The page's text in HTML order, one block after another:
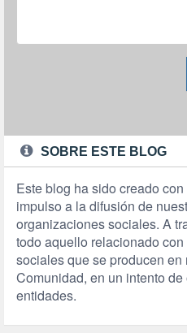
SOBRE ESTE BLOG
Este blog ha sido creado
impulso a la difusión de
organizaciones sociales. A
todo aquello relacionado
sociales que se producen
Comunidad, en un intento
entidades.